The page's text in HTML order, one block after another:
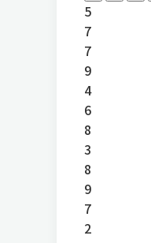
5
7
7
9
4
6
8
3
8
9
7
2